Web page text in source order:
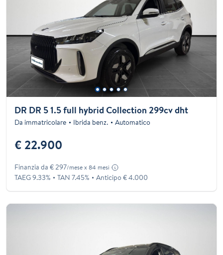
DR DR 5 1.5 full hybrid Collection 299cv dht
Da immatricolare Ibrida benz. Automatico
€ 22.900
Finanzia da € 297/mese x 84 mesi
TAEG 9.33% TAN 7.45% Anticipo € 4.000